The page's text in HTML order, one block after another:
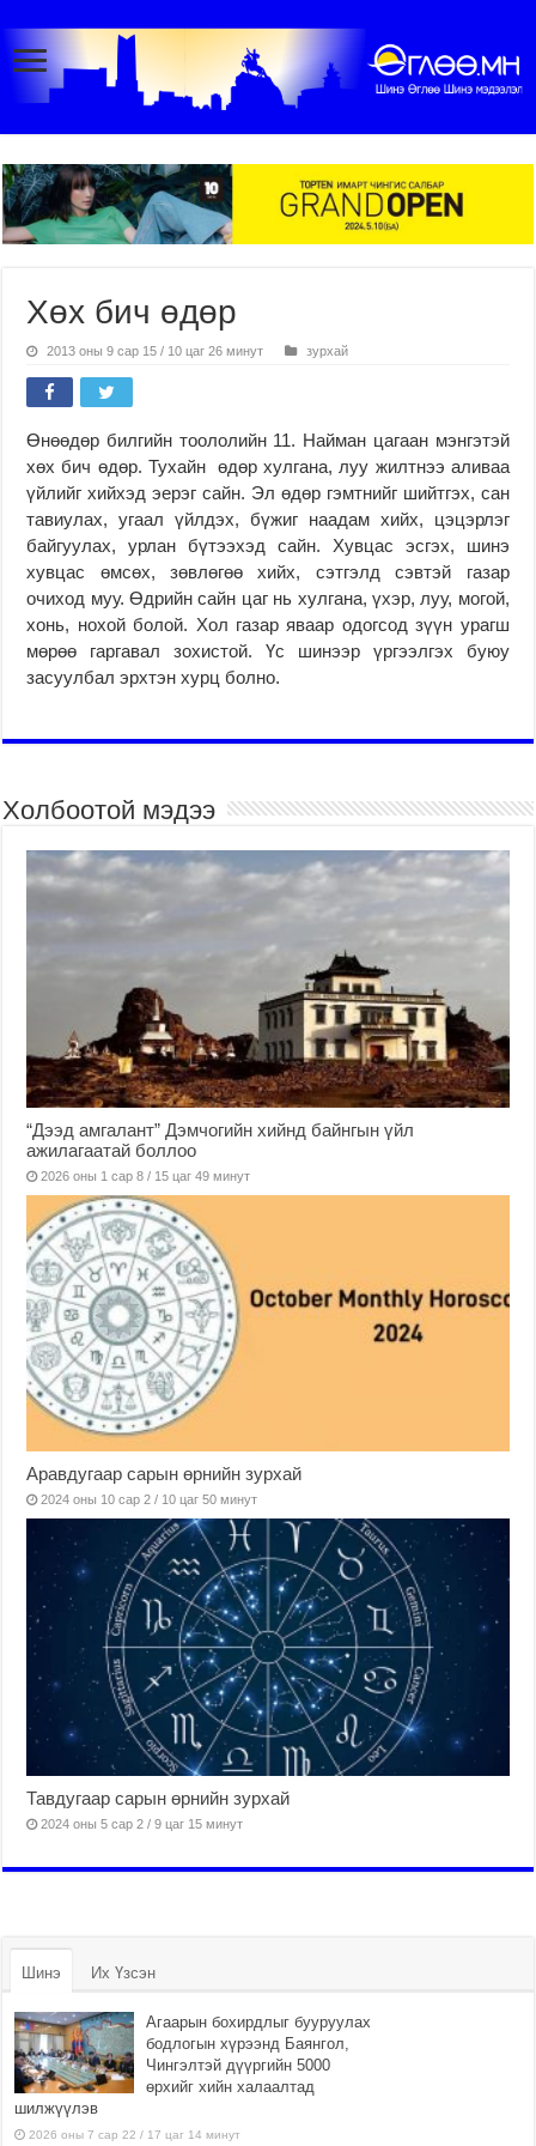
Хөх бич өдөр
2013 оны 9 сар 15 / 10 цаг 26 минут зурхай
Өнөөдөр билгийн тоололийн 11. Найман цагаан мэнгэтэй
хөх бич өдөр. Тухайн өдөр хулгана, луу жилтнээ аливаа
үйлийг хийхэд эерэг сайн. Эл өдөр гэмтнийг шийтгэх, сан
тавиулах, угаал үйлдэх, бүжиг наадам хийх, цэцэрлэг
байгуулах, урлан бүтээхэд сайн. Хувцас эсгэх, шинэ
хувцас өмсөх, зөвлөгөө хийх, сэтгэлд сэвтэй газар
очиход муу. Өдрийн сайн цаг нь хулгана, үхэр, луу, могой,
хонь, нохой болой. Хол газар яваар одогсод зүүн урагш
мөрөө гаргавал зохистой. Үс шинээр үргээлгэх буюу
засуулбал эрхтэн хурц болно.
Холбоотой мэдээ
“Дээд амгалант” Дэмчогийн хийнд байнгын үйл
ажилагаатай боллоо
2026 оны 1 сар 8 / 15 цаг 49 минут
Аравдугаар сарын өрнийн зурхай
2024 оны 10 сар 2 / 10 цаг 50 минут
Тавдугаар сарын өрнийн зурхай
2024 оны 5 сар 2 / 9 цаг 15 минут
Шинэ Их Үзсэн
Агаарын бохирдлыг бууруулах
бодлогын хүрээнд Баянгол,
Чингэлтэй дүүргийн 5000
өрхийг хийн халаалтад
шилжүүлэв
2026 оны 7 сар 22 / 17 цаг 14 минут